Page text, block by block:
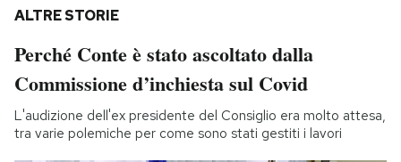
ALTRE STORIE
Perché Conte è stato ascoltato dalla
Commissione d’inchiesta sul Covid
L'audizione dell'ex presidente del Consiglio era molto attesa,
tra varie polemiche per come sono stati gestiti i lavori